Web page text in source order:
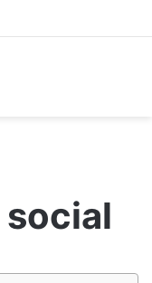
social